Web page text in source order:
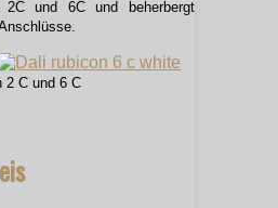
2C und 6C und beherbergt
2 C und 6 C